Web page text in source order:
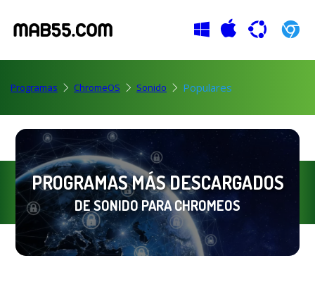
Programas ChromeOS Sonido Populares
PROGRAMAS MÁS DESCARGADOS
DE SONIDO PARA CHROMEOS